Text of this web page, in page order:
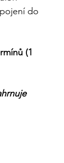
do
(1